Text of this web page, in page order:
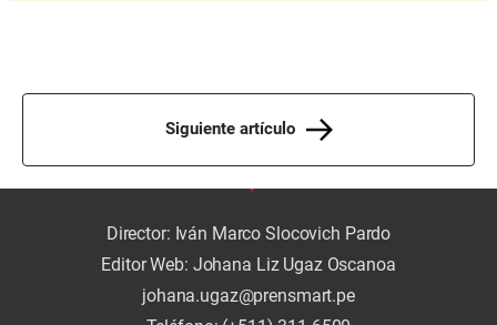
Siguiente artículo
Director: Iván Marco Slocovich Pardo
Editor Web: Johana Liz Ugaz Oscanoa
johana.ugaz@prensmart.pe